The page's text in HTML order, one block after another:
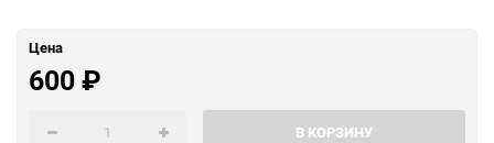
Цена
600₽
В КОРЗИНУ